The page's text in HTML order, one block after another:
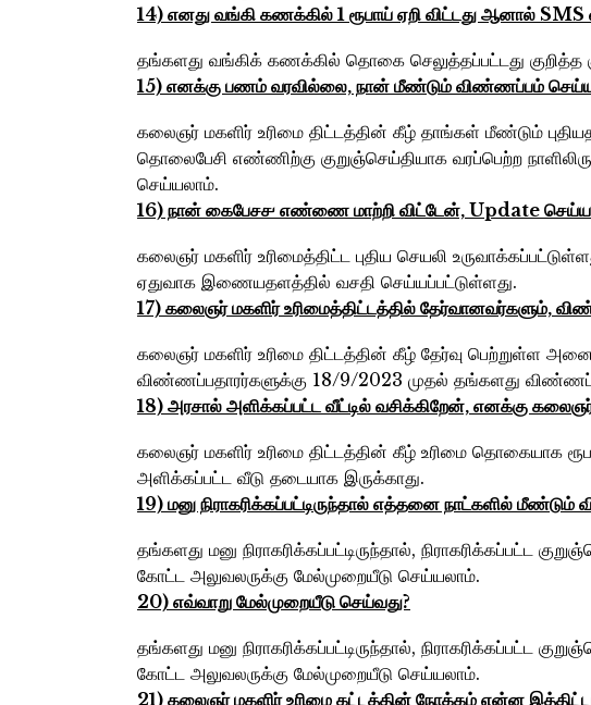
14) எனது வங்கி கணக்கில்‌ 1 ரூபாய்‌ ஏறி விட்டது ஆனால்‌ SMS
தங்களது வங்கிக் கணக்கில் தொகை செலுத்தப்பட்டது குறித்த
15) எனக்கு பணம்‌ வரவில்லை, நான்‌ மீண்டும்‌ விண்ணப்பம்‌
கலைஞர் மகளிர் உரிமை திட்டத்தின் கீழ் தாங்கள் மீண்டும்
தொலைபேசி எண்ணிற்கு குறுஞ்செய்தியாக வரப்பெற்ற
செய்யலாம்.
16) நான்‌ கைபேச௪ எண்ணை மாற்றி விட்டேன்‌, Update
கலைஞர் மகளிர் உரிமைத்திட்ட புதிய செயலி
ஏதுவாக இணையதளத்தில் வசதி செய்யப்பட்டுள்ளது.
17) கலைஞர்‌ மகளிர்‌ உரிமைத்திட்டத்தில்‌ தேர்வானவர்களும்‌,
கலைஞர் மகளிர் உரிமை திட்டத்தின் கீழ் தேர்வு பெற்றுள்ள
விண்ணப்பதாரர்களுக்கு 18/9/2023 முதல் தங்களது
18) அரசால்‌ அளிக்கப்பட்ட வீட்டில்‌ வசிக்கிறேன்‌, எனக்கு
கலைஞர் மகளிர் உரிமை திட்டத்தின் கீழ் உரிமை தொகையாக
அளிக்கப்பட்ட வீடு தடையாக இருக்காது.
19) மனு நிராகரிக்கப்பட்டிருந்தால்‌ எத்தனை நாட்களில்‌
தங்களது மனு நிராகரிக்கப்பட்டிருந்தால், நிராகரிக்கப்பட்ட
கோட்ட அலுவலருக்கு மேல்முறையீடு செய்யலாம்.
20) எவ்வாறு மேல்முறையீடு செய்வது?
தங்களது மனு நிராகரிக்கப்பட்டிருந்தால், நிராகரிக்கப்பட்ட
கோட்ட அலுவலருக்கு மேல்முறையீடு செய்யலாம்.
21) கலைஞர்‌ மகளிர்‌ உரிமை கட்டத்தின்‌ நோக்கம்‌ என்ன